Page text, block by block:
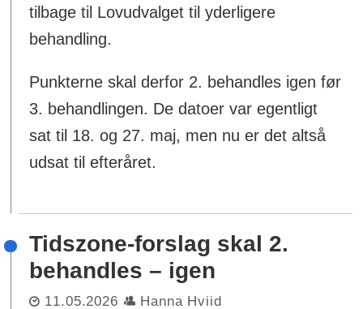
tilbage til Lovudvalget til yderligere
behandling.
Punkterne skal derfor 2. behandles igen før
3. behandlingen. De datoer var egentligt
sat til 18. og 27. maj, men nu er det altså
udsat til efteråret.
Tidszone-forslag skal 2.
behandles – igen
11.05.2026 Hanna Hviid